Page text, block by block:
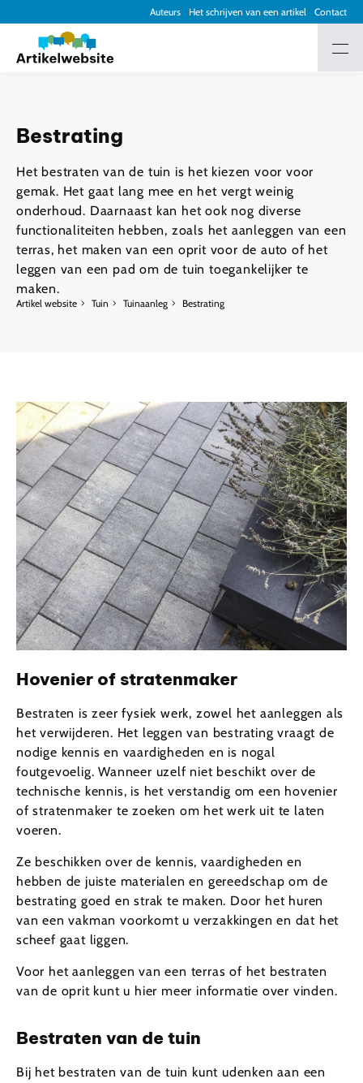
Auteurs Het schrijven van een artikel Contact
Bestrating
Het bestraten van de tuin is het kiezen voor voor
gemak. Het gaat lang mee en het vergt weinig
onderhoud. Daarnaast kan het ook nog diverse
functionaliteiten hebben, zoals het aanleggen van een
terras, het maken van een oprit voor de auto of het
leggen van een pad om de tuin toegankelijker te
maken.
Artikel website Tuin Tuinaanleg Bestrating
Hovenier of stratenmaker
Bestraten is zeer fysiek werk, zowel het aanleggen als
het verwijderen. Het leggen van bestrating vraagt de
nodige kennis en vaardigheden en is nogal
foutgevoelig. Wanneer uzelf niet beschikt over de
technische kennis, is het verstandig om een hovenier
of stratenmaker te zoeken om het werk uit te laten
voeren.
Ze beschikken over de kennis, vaardigheden en
hebben de juiste materialen en gereedschap om de
bestrating goed en strak te maken. Door het huren
van een vakman voorkomt u verzakkingen en dat het
scheef gaat liggen.
Voor het aanleggen van een terras of het bestraten
van de oprit kunt u hier meer informatie over vinden.
Bestraten van de tuin
Bij het bestraten van de tuin kunt udenken aan een